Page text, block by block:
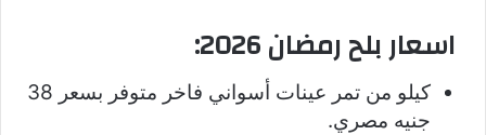
اسعار بلح رمضان 2026:
كيلو من تمر عينات أسواني فاخر متوفر بسعر 38
جنيه مصري.